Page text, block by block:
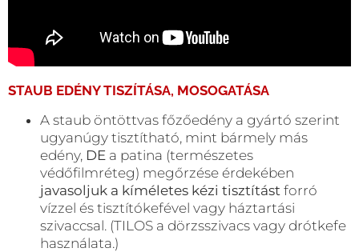
STAUB EDÉNY TISZÍTÁSA, MOSOGATÁSA
A staub öntöttvas főzőedény a gyártó szerint
ugyanúgy tisztítható, mint bármely más
edény, DE a patina (természetes
védőfilmréteg) megőrzése érdekében
javasoljuk a kíméletes kézi tisztítást forró
vízzel és tisztítókefével vagy háztartási
szivaccsal. (TILOS a dörzsszivacs vagy drótkefe
használata.)